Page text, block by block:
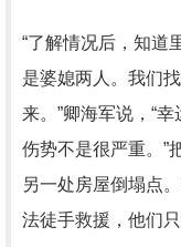
“了解情况后，知道
是婆媳两人。我们
来。”卿海军说，“
伤势不是很严重。”
另一处房屋倒塌点
法徒手救援，他们